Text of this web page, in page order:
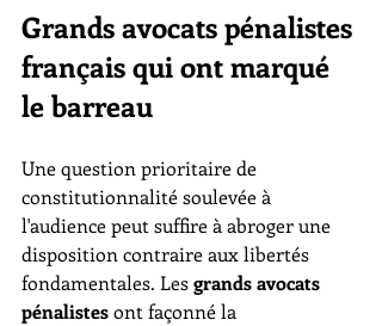
Grands avocats pénalistes
français qui ont marqué
le barreau
Une question prioritaire de
constitutionnalité soulevée à
l'audience peut suffire à abroger une
disposition contraire aux libertés
fondamentales. Les grands avocats
pénalistes ont façonné la